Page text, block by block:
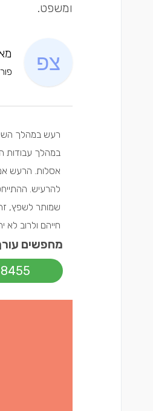
ומשפט.
רעש במהלך
במהלך עבודות
אסלות. הרעש
להרעיש.
שמותר לשפץ,
חייהם ולרוב
מחפשים